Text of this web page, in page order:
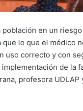
población en un
que lo que el médico
uso correcto y con
de la
profesora